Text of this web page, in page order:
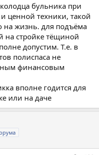
бульника при
ценной техники, такой
на жизнь. для подъёма
на стройке тёщиной
допустим. Т.е. в
полиспаса не
финансовым
вполне годится для
или на даче